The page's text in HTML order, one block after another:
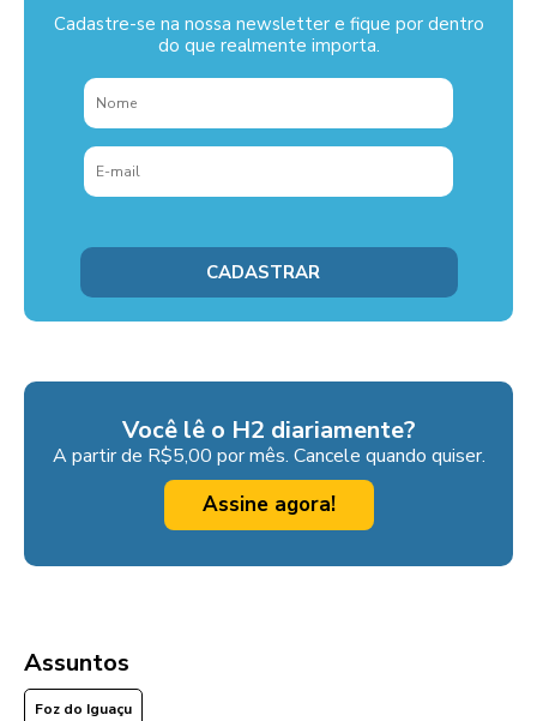
Cadastre-se na nossa newsletter e fique por dentro
do que realmente importa.
Você lê o H2 diariamente?
A partir de R$5,00 por mês. Cancele quando quiser.
Assine agora!
Assuntos
Foz do Iguaçu